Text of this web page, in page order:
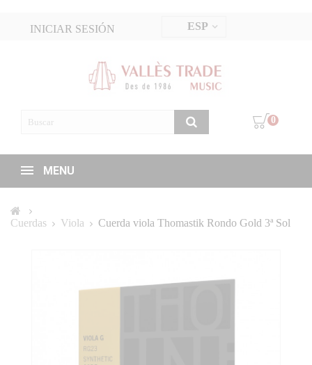
INICIAR SESIÓN ESP
0
MENU
Cuerdas Viola Cuerda viola Thomastik Rondo Gold 3ª Sol